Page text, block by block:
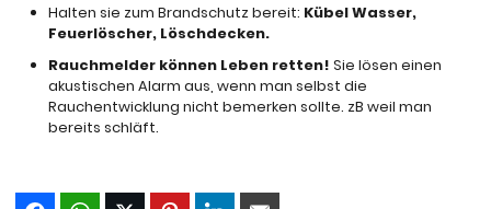
Halten sie zum Brandschutz bereit: Kübel Wasser,
Feuerlöscher, Löschdecken.
Rauchmelder können Leben retten! Sie lösen einen
akustischen Alarm aus, wenn man selbst die
Rauchentwicklung nicht bemerken sollte. zB weil man
bereits schläft.